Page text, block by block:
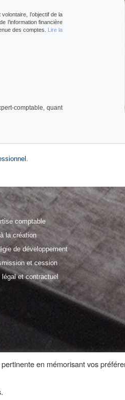
l’objectif de la
l’information financière
des comptes. Lire la
comptable, quant
comptable
la création
de développement
et cession
légal et contractuel
en mémorisant vos